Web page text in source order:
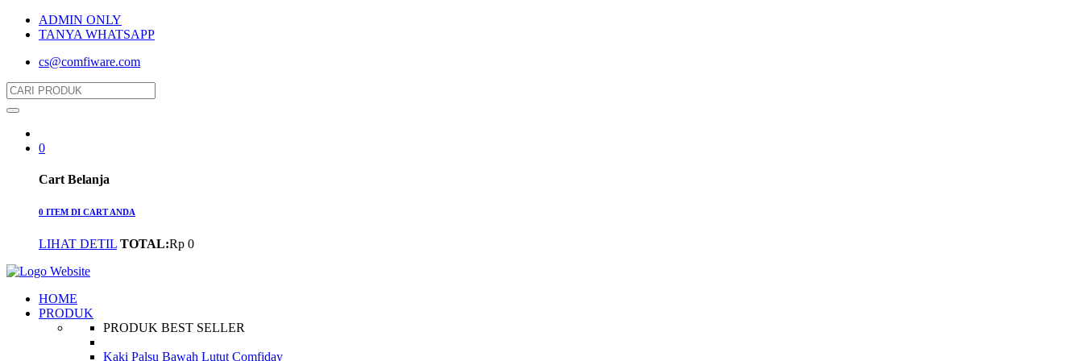
ADMIN ONLY
TANYA WHATSAPP
cs@comfiware.com
0
Cart Belanja
0 ITEM DI CART ANDA
LIHAT DETIL TOTAL:Rp 0
HOME
PRODUK
PRODUK BEST SELLER
Kaki Palsu Bawah Lutut Comfiday